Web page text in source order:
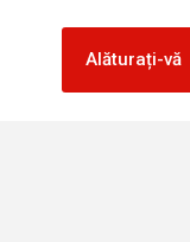
Alăturați-vă